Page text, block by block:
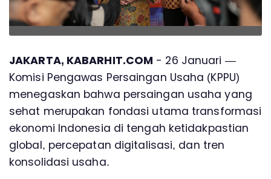
JAKARTA, KABARHIT.COM - 26 Januari —
Komisi Pengawas Persaingan Usaha (KPPU)
menegaskan bahwa persaingan usaha yang
sehat merupakan fondasi utama transformasi
ekonomi Indonesia di tengah ketidakpastian
global, percepatan digitalisasi, dan tren
konsolidasi usaha.